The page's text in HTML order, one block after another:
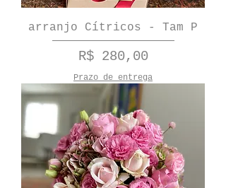
arranjo Cítricos - Tam P
Preço
R$ 280,00
Prazo de entrega